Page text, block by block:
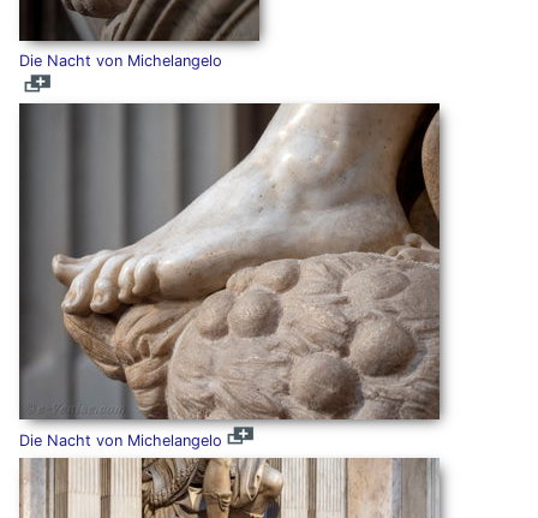
Die Nacht von Michelangelo
Die Nacht von Michelangelo